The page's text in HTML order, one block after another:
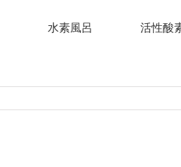
水素風呂 活性酸